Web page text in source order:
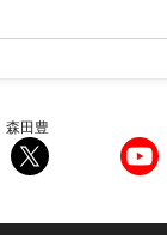
森田豊